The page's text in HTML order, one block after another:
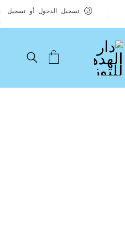
تسجيل الدخول أو تسجيل